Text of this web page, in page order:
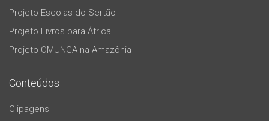
Projeto Escolas do Sertão
Projeto Livros para África
Projeto OMUNGA na Amazônia
Conteúdos
Clipagens